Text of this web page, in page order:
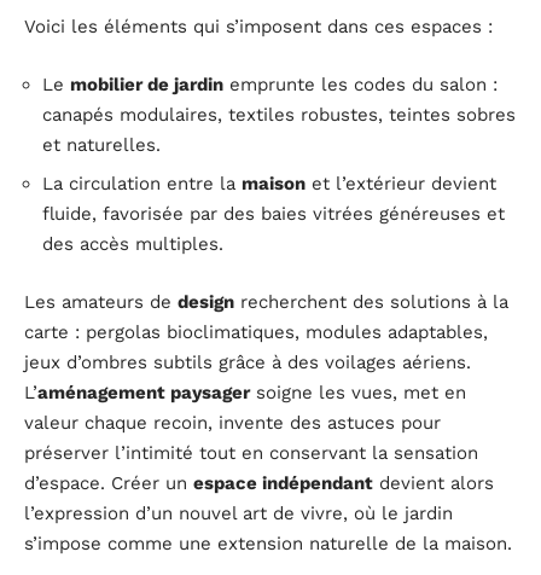
Voici les éléments qui s’imposent dans ces espaces :
Le mobilier de jardin emprunte les codes du salon :
canapés modulaires, textiles robustes, teintes sobres
et naturelles.
La circulation entre la maison et l’extérieur devient
fluide, favorisée par des baies vitrées généreuses et
des accès multiples.
Les amateurs de design recherchent des solutions à la
carte : pergolas bioclimatiques, modules adaptables,
jeux d’ombres subtils grâce à des voilages aériens.
L’aménagement paysagersoigne les vues, met en
valeur chaque recoin, invente des astuces pour
préserver l’intimité tout en conservant la sensation
d’espace. Créer un espace indépendant devient alors
l’expression d’un nouvel art de vivre, où le jardin
s’impose comme une extension naturelle de la maison.